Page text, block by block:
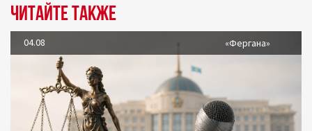
Читайте также
04.08 «Фергана»